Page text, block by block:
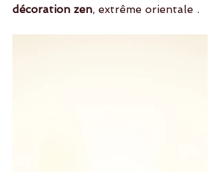
décoration zen, extrême orientale .